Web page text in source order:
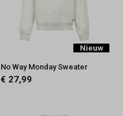
Nieuw
No Way Monday Sweater
€ 27,99